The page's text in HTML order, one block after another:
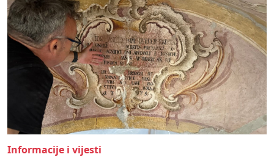
Informacije i vijesti